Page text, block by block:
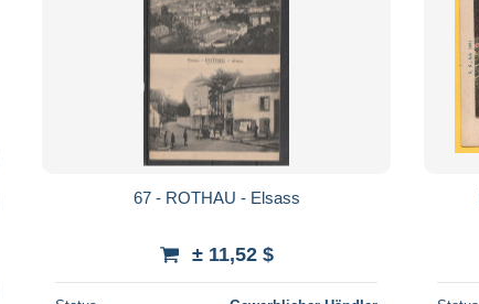
67 - ROTHAU - Elsass
± 11,52 $